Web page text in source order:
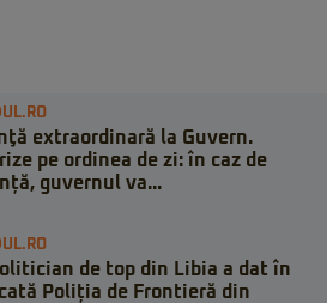
extraordinară la Guvern.
pe ordinea de zi: în caz de
guvernul va...
de top din Libia a dat în
Poliția de Frontieră din